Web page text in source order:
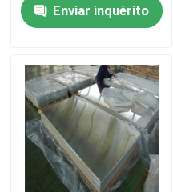
Produtos
Vídeos
Sobre nós
Excursão da fábrica
Enviar inquérito